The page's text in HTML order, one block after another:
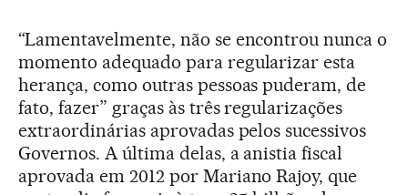
“Lamentavelmente, não se encontrou nunca o
momento adequado para regularizar esta
herança, como outras pessoas puderam, de
fato, fazer” graças às três regularizações
extraordinárias aprovadas pelos sucessivos
Governos. A última delas, a anistia fiscal
aprovada em 2012 por Mariano Rajoy, que